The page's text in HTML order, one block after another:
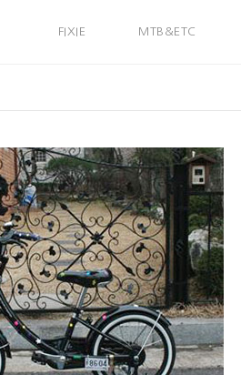
FIXIE MTB&ETC